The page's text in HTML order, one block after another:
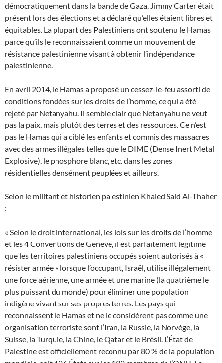
démocratiquement dans la bande de Gaza. Jimmy Carter était
présent lors des élections et a déclaré qu’elles étaient libres et
équitables. La plupart des Palestiniens ont soutenu le Hamas
parce qu’ils le reconnaissaient comme un mouvement de
résistance palestinienne visant à obtenir l’indépendance
palestinienne.
En avril 2014, le Hamas a proposé un cessez-le-feu assorti de
conditions fondées sur les droits de l’homme, ce qui a été
rejeté par Netanyahu. Il semble clair que Netanyahu ne veut
pas la paix, mais plutôt des terres et des ressources. Ce n’est
pas le Hamas qui a ciblé les enfants et commis des massacres
avec des armes illégales telles que le DIME (Dense Inert Metal
Explosive), le phosphore blanc, etc. dans les zones
résidentielles densément peuplées et ailleurs.
Selon le militant et historien palestinien Khaled Said Al-Thaher
:
« Selon le droit international, les lois sur les droits de l’homme
et les 4 Conventions de Genève, il est parfaitement légitime
que les territoires palestiniens occupés soient autorisés à «
résister armée » lorsque l’occupant, Israël, utilise illégalement
une force aérienne, une armée et une marine (la quatrième le
plus puissant du monde) pour éliminer une population
indigène vivant sur ses propres terres. Les pays qui
reconnaissent le Hamas et ne le considèrent pas comme une
organisation terroriste sont l’Iran, la Russie, la Norvège, la
Suisse, la Turquie, la Chine, le Qatar et le Brésil. L’État de
Palestine est officiellement reconnu par 80 % de la population